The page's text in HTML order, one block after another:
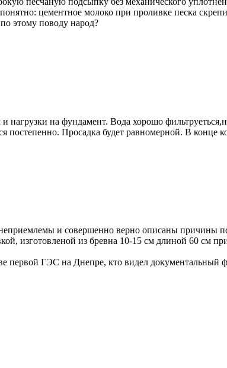
цементное молоко при проливке песка
этому поводу народ?
на фундамент. Вода хорошо
постепенно. Просадка будет равномерной. В
и совершенно верно описаны причины
изготовленой из бревна 10-15 см длиной 60 см
первой ГЭС на Днепре, кто видел документальный